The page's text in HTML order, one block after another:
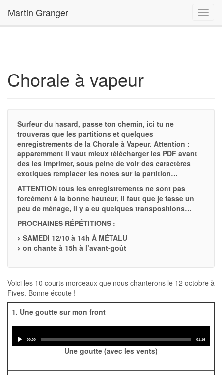
Martin Granger
Accueil Chorale à vapeur
Chorale à vapeur
Surfeur du hasard, passe ton chemin, ici tu ne
trouveras que les partitions et quelques
enregistrements de la Chorale à Vapeur. Attention :
apparemment il vaut mieux télécharger les PDF avant
des les imprimer, sous peine de voir des caractères
exotiques remplacer les notes sur la partition…
ATTENTION tous les enregistrements ne sont pas
forcément à la bonne hauteur, il faut que je fasse un
peu de ménage, il y a eu quelques transpositions…
PROCHAINES RÉPÉTITIONS :
SAMEDI 12/10 à 14h À MÉTALU
on chante à 15h à l’avant-goût
Voici les 10 courts morceaux que nous chanterons le 12 octobre à
Fives. Bonne écoute !
1. Une goutte sur mon front
Player
Current
00:00
Total
01:16
Une goutte (avec les vents)